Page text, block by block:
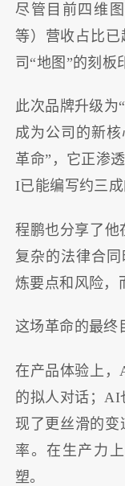
尽管目前四维
等）营收占比已
司“地图”的刻板
此次品牌升级为
成为公司的新
革命”，它正渗
I已能编写约三成
程鹏也分享了他
复杂的法律合
炼要点和风险，
这场革命的最终
在产品体验上
的拟人对话；AI
现了更丝滑的
率。在生产力
塑。